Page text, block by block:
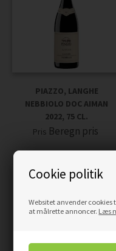
Cookie politik
Websitet anvender
at målrette annoncer. Læs
PIAZZO, LANGHE
NEBBIOLO DOC AIMAN
2022, 75 CL.
Pris Beregn pris